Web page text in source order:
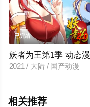
已完结 2.0
妖者为王第1季·动态漫
2021 / 大陆 / 国产动漫
相关推荐